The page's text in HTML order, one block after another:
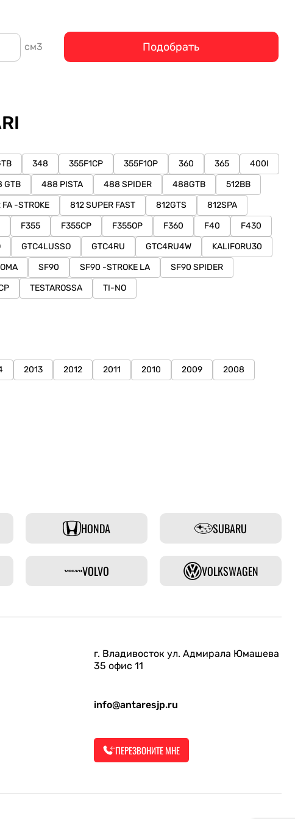
см3 Подобрать
348 355F1CP 355F1OP 360 365
400I
GTB 488 PISTA 488 SPIDER 488GTB
512BB
-STROKE 812 SUPER FAST 812GTS
812SPA
F355 F355CP F355OP F360 F40
F430
GTC4LUSSO GTC4RU GTC4RU4W
KALIFORU30
SF90 SF90 -STROKE LA
SF90 SPIDER
TESTAROSSA TI-NO
2013 2012 2011 2010 2009
2008
HONDA SUBARU
VOLVO VOLKSWAGEN
г. Владивосток ул. Адмирала Юмашева
35 офис 11
info@antaresjp.ru
ПЕРЕЗВОНИТЕ МНЕ